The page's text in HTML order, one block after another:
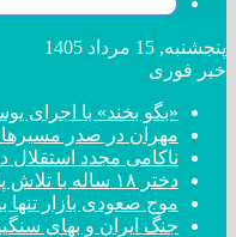
پنجشنبه, 15 مرداد 1405
خبر فوری
«بگو بخند» با اجرای
مهران در صدر مسیر‌های ورودی/ ۲۴ زائر جان
ناکامی مجدد استقلال
دختر ‌۱۸‌ ‌ساله‌ با تلاش پلیس کرج از خودکشی منصرف شد
موج صعودی بازار
جنگ ایران و بهای